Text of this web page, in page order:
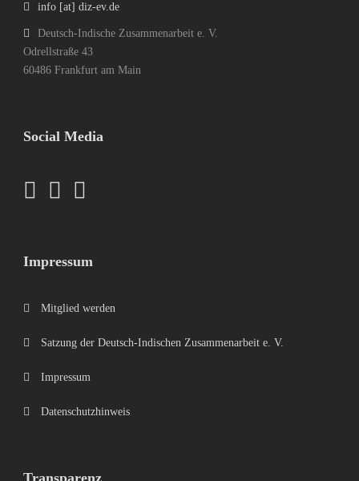
info [at] diz-ev.de
Deutsch-Indische Zusammenarbeit e. V.
Odrellstraße 43
60486 Frankfurt am Main
Social Media
Impressum
Mitglied werden
Satzung der Deutsch-Indischen Zusammenarbeit e. V.
Impressum
Datenschutzhinweis
Transparenz